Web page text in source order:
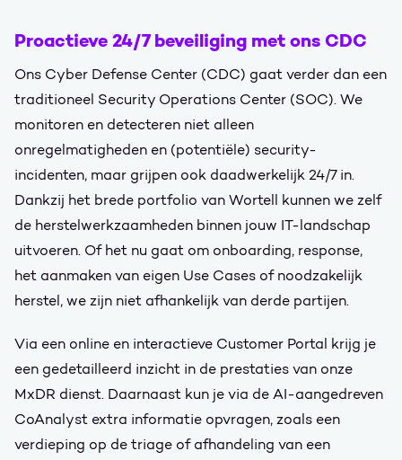
Proactieve 24/7 beveiliging met ons CDC
Ons Cyber Defense Center (CDC) gaat verder dan een
traditioneel Security Operations Center (SOC). We
monitoren en detecteren niet alleen
onregelmatigheden en (potentiële) security-
incidenten, maar grijpen ook daadwerkelijk 24/7 in.
Dankzij het brede portfolio van Wortell kunnen we zelf
de herstelwerkzaamheden binnen jouw IT-landschap
uitvoeren. Of het nu gaat om onboarding, response,
het aanmaken van eigen Use Cases of noodzakelijk
herstel, we zijn niet afhankelijk van derde partijen.
Via een online en interactieve Customer Portal krijg je
een gedetailleerd inzicht in de prestaties van onze
MxDR dienst. Daarnaast kun je via de AI-aangedreven
CoAnalyst extra informatie opvragen, zoals een
verdieping op de triage of afhandeling van een